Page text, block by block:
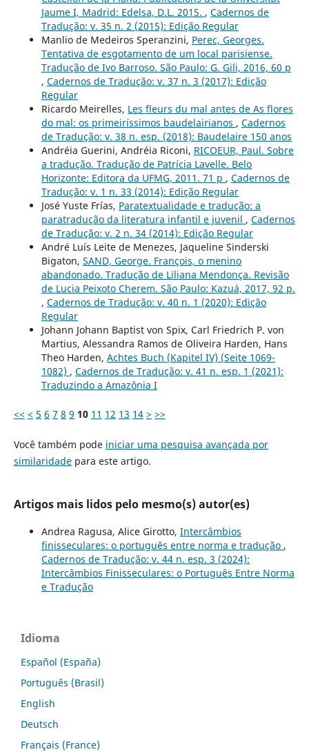
Jaume I, Madrid: Edelsa, D.L. 2015. , Cadernos de
Tradução: v. 35 n. 2 (2015): Edição Regular
Manlio de Medeiros Speranzini, Perec, Georges.
Tentativa de esgotamento de um local parisiense.
Tradução de Ivo Barroso. São Paulo: G. Gili, 2016, 60 p
, Cadernos de Tradução: v. 37 n. 3 (2017): Edição
Regular
Ricardo Meirelles, Les fleurs du mal antes de As flores
do mal: os primeiríssimos baudelairianos , Cadernos
de Tradução: v. 38 n. esp. (2018): Baudelaire 150 anos
Andréia Guerini, Andréia Riconi, RICOEUR, Paul. Sobre
a tradução. Tradução de Patrícia Lavelle. Belo
Horizonte: Editora da UFMG, 2011. 71 p , Cadernos de
Tradução: v. 1 n. 33 (2014): Edição Regular
José Yuste Frías, Paratextualidade e tradução: a
paratradução da literatura infantil e juvenil , Cadernos
de Tradução: v. 2 n. 34 (2014): Edição Regular
André Luís Leite de Menezes, Jaqueline Sinderski
Bigaton, SAND, George. François, o menino
abandonado. Tradução de Liliana Mendonça. Revisão
de Lucia Peixoto Cherem. São Paulo: Kazuá, 2017, 92 p.
, Cadernos de Tradução: v. 40 n. 1 (2020): Edição
Regular
Johann Johann Baptist von Spix, Carl Friedrich P. von
Martius, Alessandra Ramos de Oliveira Harden, Hans
Theo Harden, Achtes Buch (Kapitel IV) (Seite 1069-
1082) , Cadernos de Tradução: v. 41 n. esp. 1 (2021):
Traduzindo a Amazônia I
<< < 5 6 7 8 9 10 11 12 13 14 > >>
Você também pode iniciar uma pesquisa avançada por
similaridadepara este artigo.
Artigos mais lidos pelo mesmo(s) autor(es)
Andrea Ragusa, Alice Girotto, Intercâmbios
finisseculares: o português entre norma e tradução ,
Cadernos de Tradução: v. 44 n. esp. 3 (2024):
Intercâmbios Finisseculares: o Português Entre Norma
e Tradução
Idioma
Español (España)
Português (Brasil)
English
Deutsch
Français (France)